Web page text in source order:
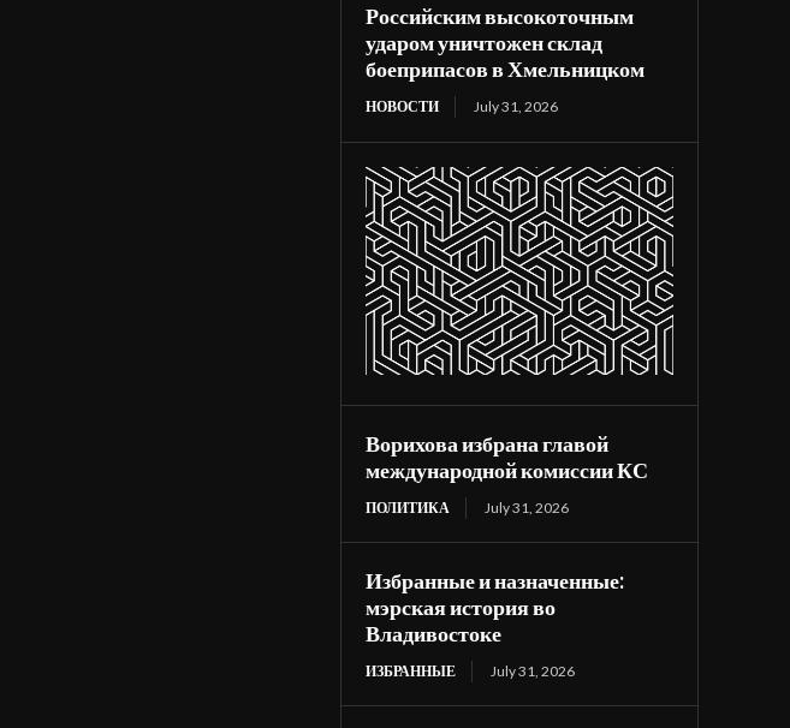
Российским высокоточным
ударом уничтожен склад
боеприпасов в Хмельницком
НОВОСТИ July 31, 2026
Ворихова избрана главой
международной комиссии КС
ПОЛИТИКА July 31, 2026
Избранные и назначенные:
мэрская история во
Владивостоке
ИЗБРАННЫЕ July 31, 2026